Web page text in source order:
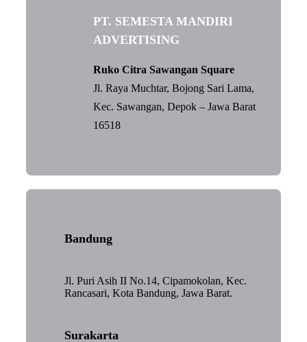
PT. SEMESTA MANDIRI
ADVERTISING
Ruko Citra Sawangan Square
Jl. Raya Muchtar, Bojong Sari Lama,
Kec. Sawangan, Depok – Jawa Barat
16518
Bandung
Jl. Puri Asih II No.14, Cipamokolan, Kec.
Rancasari, Kota Bandung, Jawa Barat.
Surakarta